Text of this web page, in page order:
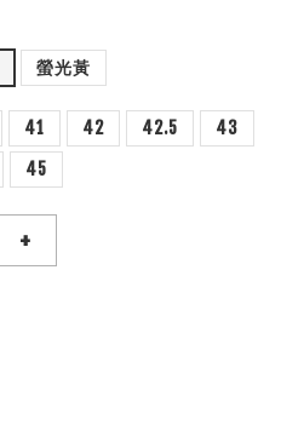
螢光黃
41 42 42.5
43
45
+